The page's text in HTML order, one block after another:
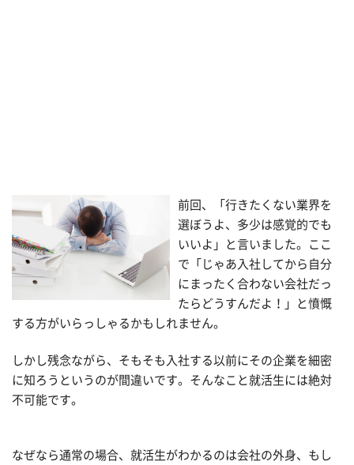
前回、「行きたくない業界を
選ぼうよ、多少は感覚的でも
いいよ」と言いました。ここ
で「じゃあ入社してから自分
にまったく合わない会社だっ
たらどうすんだよ！」と憤慨
する方がいらっしゃるかもしれません。
しかし残念ながら、そもそも入社する以前にその企業を細密
に知ろうというのが間違いです。そんなこと就活生には絶対
不可能です。
なぜなら通常の場合、就活生がわかるのは会社の外身、もし